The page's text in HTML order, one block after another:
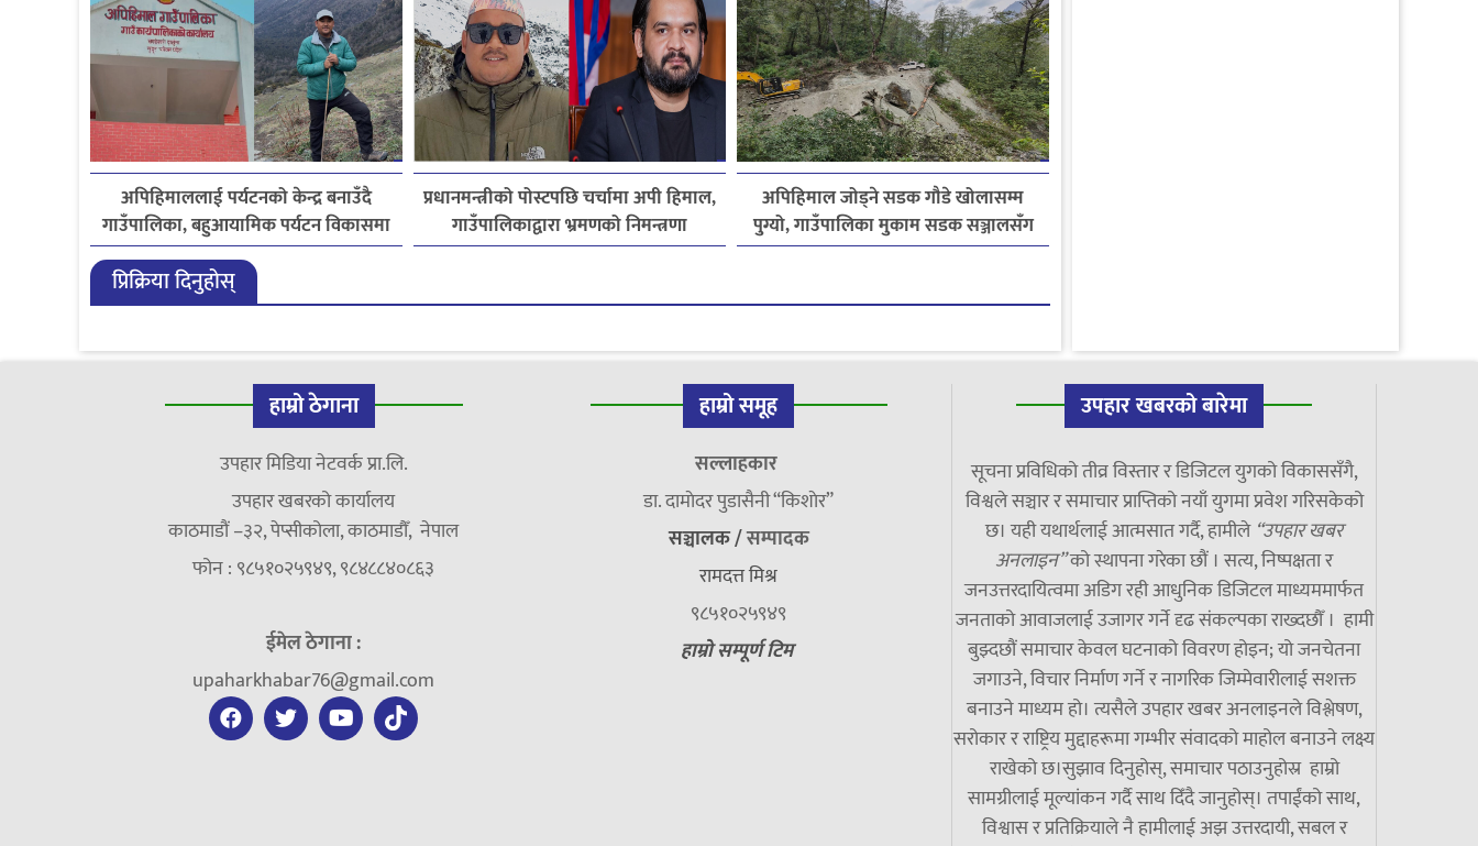
अपिहिमाललाई पर्यटनको केन्द्र बनाउँदै
गाउँपालिका, बहुआयामिक पर्यटन विकासमा
जोड
प्रधानमन्त्रीको पोस्टपछि चर्चामा अपी हिमाल,
गाउँपालिकाद्वारा भ्रमणको निमन्त्रणा
अपिहिमाल जोड्ने सडक गौडे खोलासम्म
पुग्यो, गाउँपालिका मुकाम सडक सञ्जालसँग
जोडिने चरणमा
प्रिक्रिया दिनुहोस्
हाम्रो ठेगाना
उपहार मिडिया नेटवर्क प्रा.लि.
उपहार खबरको कार्यालय
काठमाडौं –३२, पेप्सीकोला, काठमाडौँ, नेपाल
फोन : ९८५१०२५९४९, ९८४८८४०८६३
ईमेल ठेगाना :
upaharkhabar76@gmail.com
हाम्रो समूह
सल्लाहकार
डा. दामाेदर पुडासैनी “किशाेर”
सञ्चालक /सम्पादक
रामदत्त मिश्र
९८५१०२५९४९
हाम्रो सम्पूर्ण टिम
उपहार खबरको बारेमा
सूचना प्रविधिको तीव्र विस्तार र डिजिटल युगको विकाससँगै,
विश्वले सञ्चार र समाचार प्राप्तिको नयाँ युगमा प्रवेश गरिसकेको
छ। यही यथार्थलाई आत्मसात गर्दै, हामीले “उपहार खबर
अनलाइन”को स्थापना गरेका छौं । सत्य, निष्पक्षता र
जनउत्तरदायित्वमा अडिग रही आधुनिक डिजिटल माध्यममार्फत
जनताको आवाजलाई उजागर गर्ने दृढ संकल्पका राख्दछौँ । हामी
बुझ्दछौं समाचार केवल घटनाको विवरण होइन; यो जनचेतना
जगाउने, विचार निर्माण गर्ने र नागरिक जिम्मेवारीलाई सशक्त
बनाउने माध्यम हो। त्यसैले उपहार खबर अनलाइनले विश्लेषण,
सरोकार र राष्ट्रिय मुद्दाहरूमा गम्भीर संवादको माहोल बनाउने लक्ष्य
राखेको छ।सुझाव दिनुहोस्, समाचार पठाउनुहोस्र हाम्रो
सामग्रीलाई मूल्यांकन गर्दै साथ दिँदै जानुहोस्। तपाईंको साथ,
विश्वास र प्रतिक्रियाले नै हामीलाई अझ उत्तरदायी, सबल र